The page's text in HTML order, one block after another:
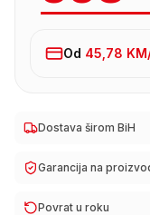
Od 45,78 KM
Dostava širom BiH
Garancija na
Povrat u roku